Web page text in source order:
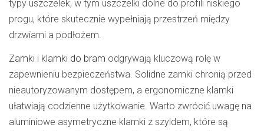
typy uszczelek, w tym uszczelki dolne do profili niskiego
progu, które skutecznie wypełniają przestrzeń między
drzwiami a podłożem.
Zamki i klamki do bram odgrywają kluczową rolę w
zapewnieniu bezpieczeństwa. Solidne zamki chronią przed
nieautoryzowanym dostępem, a ergonomiczne klamki
ułatwiają codzienne użytkowanie. Warto zwrócić uwagę na
aluminiowe asymetryczne klamki z szyldem, które są